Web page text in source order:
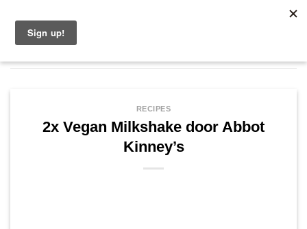
naar
inhoud
RECIPES
2x Vegan Milkshake door Abbot
Kinney’s